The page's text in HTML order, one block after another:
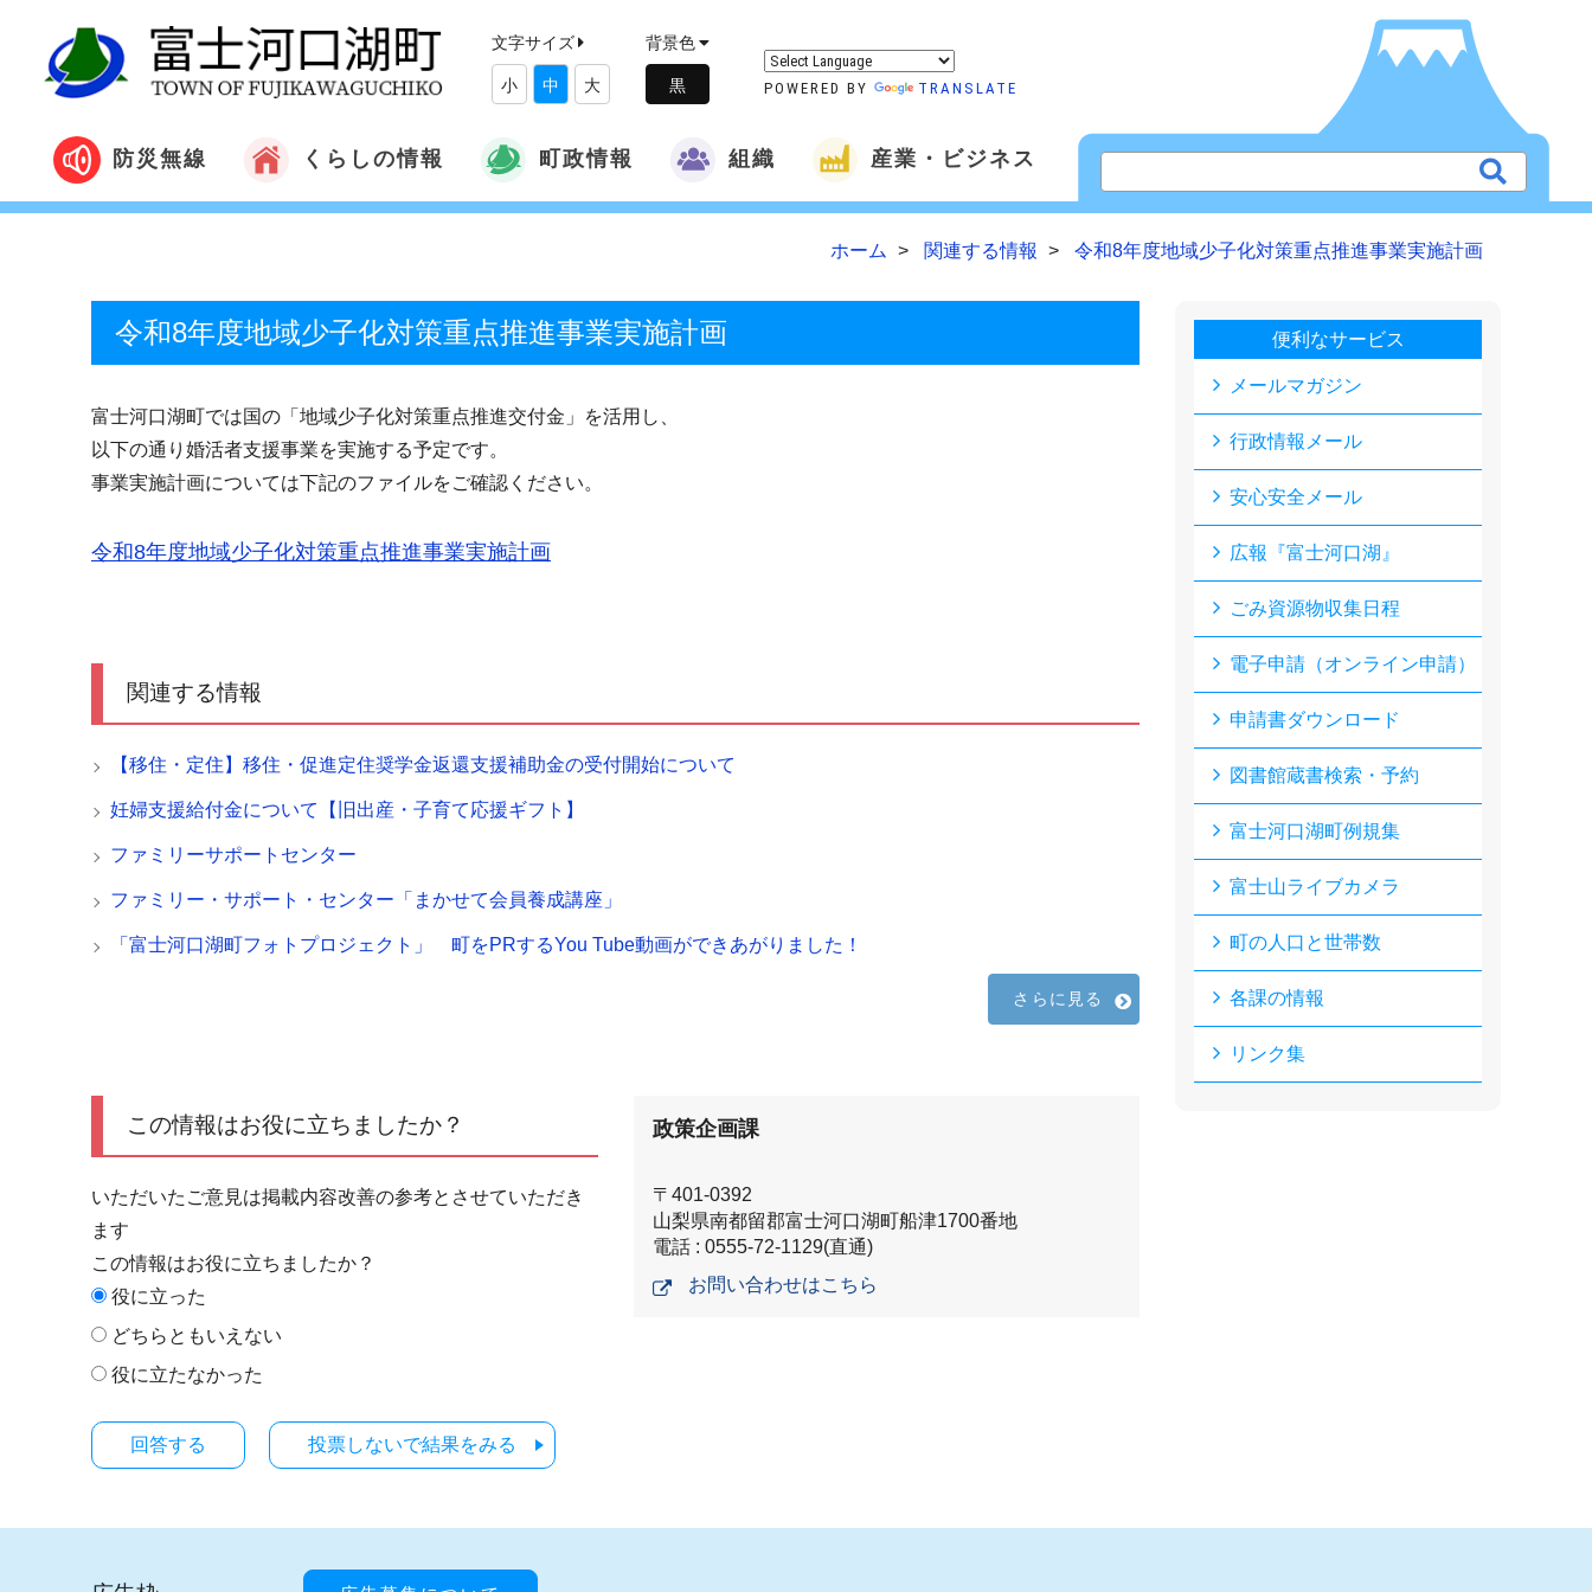
文字サイズ
小 中 大
背景色
POWERED BY TRANSLATE
防災無線 くらしの情報 町政情報 組織 産業・ビジネス
ホーム 関連する情報 令和8年度地域少子化対策重点推進事業実施計画
令和8年度地域少子化対策重点推進事業実施計画
富士河口湖町では国の「地域少子化対策重点推進交付金」を活用し、
以下の通り婚活者支援事業を実施する予定です。
事業実施計画については下記のファイルをご確認ください。
令和8年度地域少子化対策重点推進事業実施計画
関連する情報
【移住・定住】移住・促進定住奨学金返還支援補助金の受付開始について
妊婦支援給付金について【旧出産・子育て応援ギフト】
ファミリーサポートセンター
ファミリー・サポート・センター「まかせて会員養成講座」
「富士河口湖町フォトプロジェクト」 町をPRするYou Tube動画ができあがりました！
さらに見る
この情報はお役に立ちましたか？
いただいたご意見は掲載内容改善の参考とさせていただき
ます
この情報はお役に立ちましたか？
役に立った
どちらともいえない
役に立たなかった
投票しないで結果をみる
政策企画課
〒401-0392
山梨県南都留郡富士河口湖町船津1700番地
電話 : 0555-72-1129(直通)
お問い合わせはこちら
便利なサービス
メールマガジン
行政情報メール
安心安全メール
広報『富士河口湖』
ごみ資源物収集日程
電子申請（オンライン申請）
申請書ダウンロード
図書館蔵書検索・予約
富士河口湖町例規集
富士山ライブカメラ
町の人口と世帯数
各課の情報
リンク集